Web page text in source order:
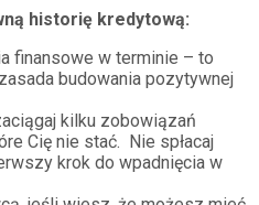
historię kredytową:
finansowe w terminie – to
budowania pozytywnej
kilku zobowiązań
Cię nie stać. Nie spłacaj
krok do wpadnięcia w